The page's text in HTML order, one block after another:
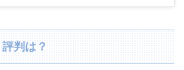
判は？